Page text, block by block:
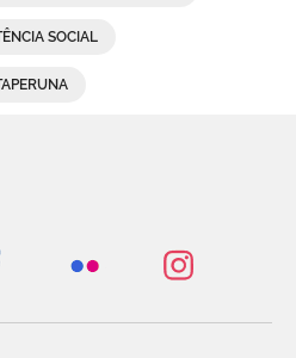
SOCIAL